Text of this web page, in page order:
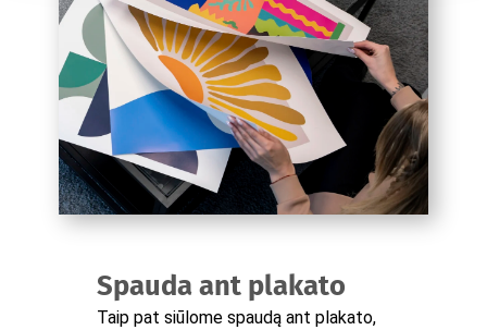
Spauda ant plakato
Taip pat siūlome spaudą ant plakato,